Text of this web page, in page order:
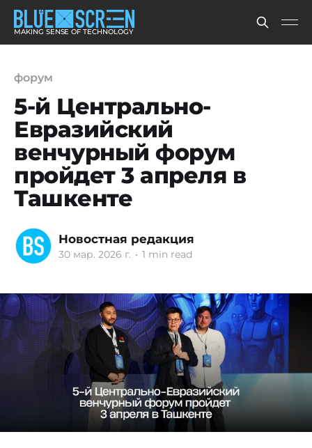
MAKING SENSE OF TECHNOLOGY
форум
5-й Центрально-
Евразийский
венчурный форум
пройдет 3 апреля в
Ташкенте
Новостная редакция
30 мар. 2026 г. • 1 min read